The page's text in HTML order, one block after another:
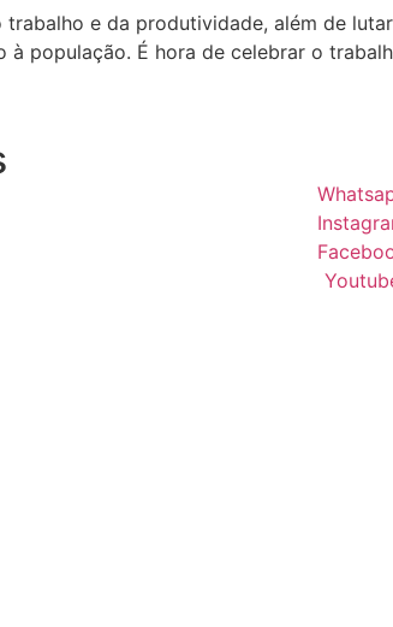
e da produtividade, além de
à população. É hora de celebrar o